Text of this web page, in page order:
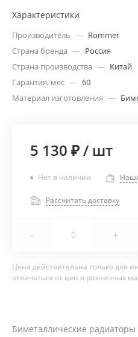
Характеристики
Производитель — Rommer
Страна бренда — Россия
Страна производства — Китай
Гарантия, мес — 60
Материал изготовления —
5 130 ₽/ шт
Нет в наличии
Рассчитать доставку
- +
Цена действительна только для
отличаться от цен в розничных
Биметаллические